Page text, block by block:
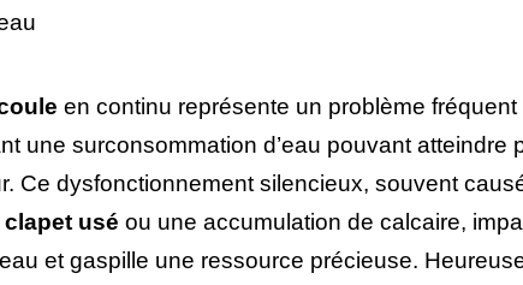
en continu représente un problème fréquent
une surconsommation d’eau pouvant atteindre
Ce dysfonctionnement silencieux, souvent
clapet usé ou une accumulation de calcaire,
et gaspille une ressource précieuse.